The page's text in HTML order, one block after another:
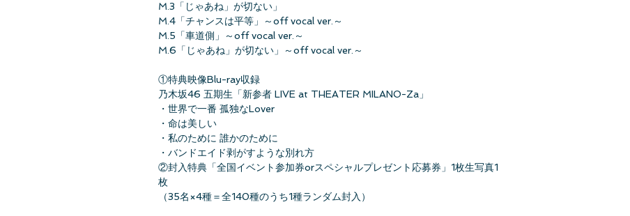
M.3「じゃあね」が切ない」
M.4「チャンスは平等」～off vocal ver.～
M.5「車道側」～off vocal ver.～
M.6「じゃあね」が切ない」～off vocal ver.～
①特典映像Blu-ray収録
乃木坂46 五期生「新参者 LIVE at THEATER MILANO-Za」
・世界で一番 孤独なLover
・命は美しい
・私のために 誰かのために
・バンドエイド剥がすような別れ方
②封入特典「全国イベント参加券orスペシャルプレゼント応募券」1枚生写真1
枚
（35名×4種＝全140種のうち1種ランダム封入）